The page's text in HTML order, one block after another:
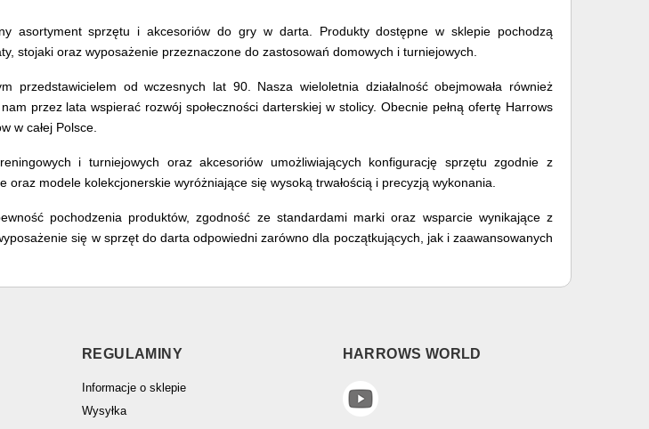
asortyment sprzętu i akcesoriów do gry w darta. Produkty dostępne w sklepie pochodzą
stojaki oraz wyposażenie przeznaczone do zastosowań domowych i turniejowych.
od wczesnych lat 90. Nasza wieloletnia działalność obejmowała również
przez lata wspierać rozwój społeczności darterskiej w stolicy. Obecnie pełną ofertę Harrows
w całej Polsce.
i turniejowych oraz akcesoriów umożliwiających konfigurację sprzętu zgodnie z
modele kolekcjonerskie wyróżniające się wysoką trwałością i precyzją wykonania.
pochodzenia produktów, zgodność ze standardami marki oraz wsparcie wynikające z
się w sprzęt do darta odpowiedni zarówno dla początkujących, jak i zaawansowanych
REGULAMINY
Informacje o sklepie
Wysyłka
HARROWS WORLD